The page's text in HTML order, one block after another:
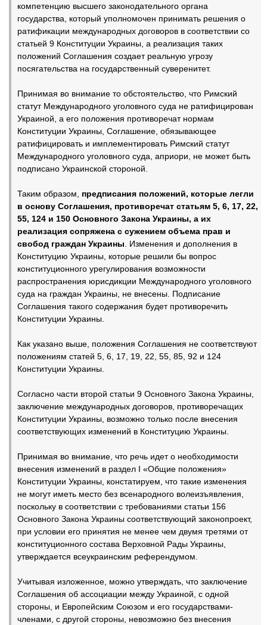
компетенцию высшего законодательного органа
государства, который уполномочен принимать решения о
ратификации международных договоров в соответствии со
статьей 9 Конституции Украины, а реализация таких
положений Соглашения создает реальную угрозу
посягательства на государственный суверенитет.
Принимая во внимание то обстоятельство, что Римский
статут Международного уголовного суда не ратифицирован
Украиной, а его положения противоречат нормам
Конституции Украины, Соглашение, обязывающее
ратифицировать и имплементировать Римский статут
Международного уголовного суда, априори, не может быть
подписано Украинской стороной.
Таким образом, предписания положений, которые легли
в основу Соглашения, противоречат статьям 5, 6, 17, 22,
55, 124 и 150 Основного Закона Украины, а их
реализация сопряжена с сужением объема прав и
свобод граждан Украины . Изменения и дополнения в
Конституцию Украины, которые решили бы вопрос
конституционного урегулирования возможности
распространения юрисдикции Международного уголовного
суда на граждан Украины, не внесены. Подписание
Соглашения такого содержания будет противоречить
Конституции Украины.
Как указано выше, положения Соглашения не соответствуют
положениям статей 5, 6, 17, 19, 22, 55, 85, 92 и 124
Конституции Украины.
Согласно части второй статьи 9 Основного Закона Украины,
заключение международных договоров, противоречащих
Конституции Украины, возможно только после внесения
соответствующих изменений в Конституцию Украины.
Принимая во внимание, что речь идет о необходимости
внесения изменений в раздел I «Общие положения»
Конституции Украины, констатируем, что такие изменения
не могут иметь место без всенародного волеизъявления,
поскольку в соответствии с требованиями статьи 156
Основного Закона Украины соответствующий законопроект,
при условии его принятия не менее чем двумя третями от
конституционного состава Верховной Рады Украины,
утверждается всеукраинским референдумом.
Учитывая изложенное, можно утверждать, что заключение
Соглашения об ассоциации между Украиной, с одной
стороны, и Европейским Союзом и его государствами-
членами, с другой стороны, невозможно без внесения